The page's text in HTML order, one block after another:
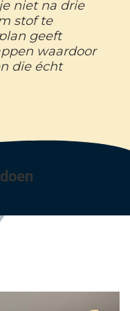
niet na drie
stof te
geeft
waardoor
die écht